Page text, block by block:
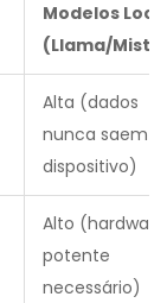
Modelos
(Llama/
Alta (dados
nunca saem
dispositivo)
Alto (hardware
potente
necessário)